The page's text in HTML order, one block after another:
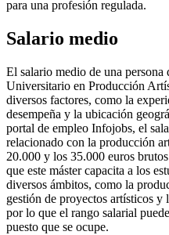
para una profesión regulada.
Salario medio
El salario medio de una persona
Universitario en Producción
diversos factores, como la
desempeña y la ubicación
portal de empleo Infojobs, el
relacionado con la producción
20.000 y los 35.000 euros
que este máster capacita a los
diversos ámbitos, como la
gestión de proyectos artísticos y
por lo que el rango salarial
puesto que se ocupe.